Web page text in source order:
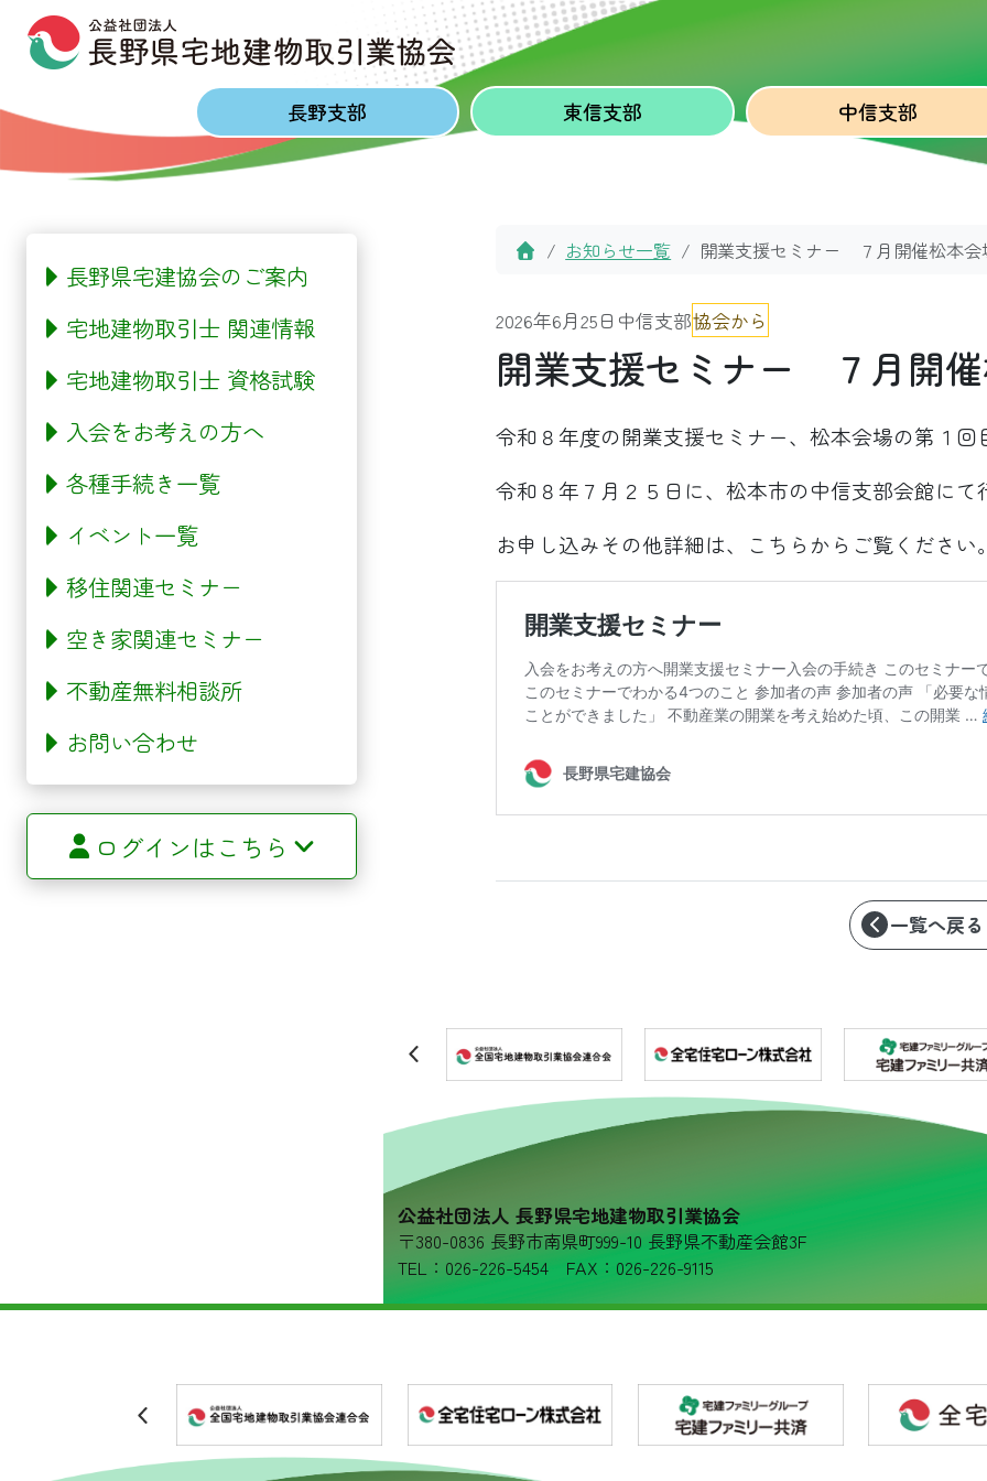
Skip to content
Skip to footer
長野支部 東信支部 中信支部
Homeお知らせ一覧 開業支援セミナー ７月開催松本会
2026年6月25日 中信支部協会から
開業支援セミナー ７月開
令和８年度の開業支援セミナー、松本会場の第１回
令和８年７月２５日に、松本市の中信支部会館にて
お申し込みその他詳細は、こちらからご覧ください
一覧へ戻る
公益社団法人 長野県宅地建物取引業協会
〒380-0836 長野市南県町999-10 長野県不動産会館3F
TEL：026-226-5454 FAX：026-226-9115
長野県宅建協会のご案内
宅地建物取引士 関連情報
宅地建物取引士 資格試験
入会をお考えの方へ
各種手続き一覧
イベント一覧
移住関連セミナー
空き家関連セミナー
不動産無料相談所
お問い合わせ
ログインはこちら